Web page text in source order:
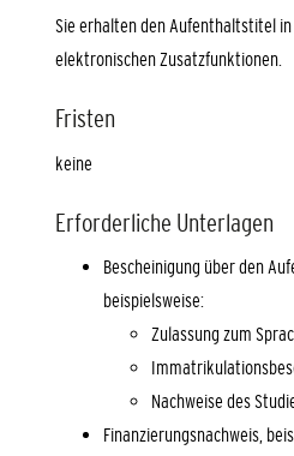
Sie erhalten den Aufenthaltstitel
elektronischen Zusatzfunktionen.
Fristen
keine
Erforderliche Unterlagen
Bescheinigung über den
beispielsweise:
Zulassung zum
Nachweise des
Finanzierungsnachweis,